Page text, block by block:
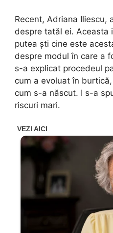
Recent, Adriana Iliescu,
despre tatăl ei. Aceasta
putea ști cine este
despre modul în care a
s-a explicat procedeul
cum a evoluat în
cum s-a născut. I s-a
riscuri mari.